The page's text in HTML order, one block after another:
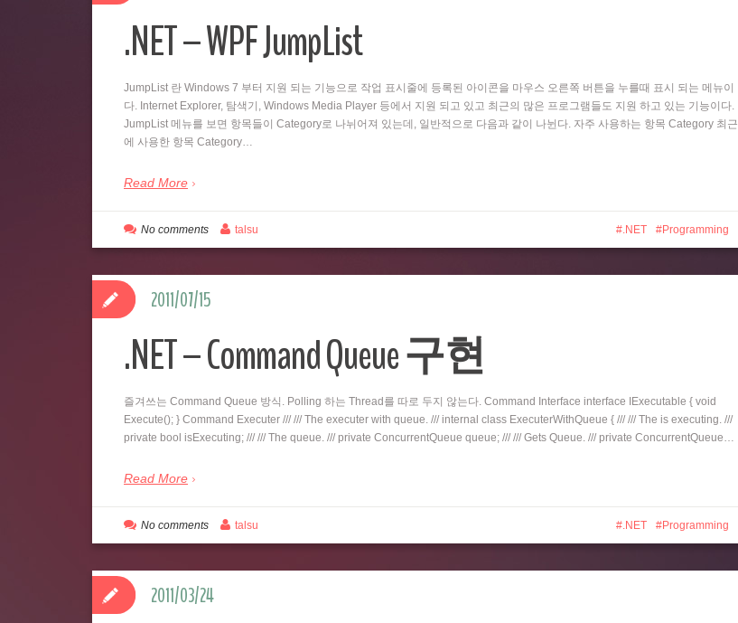
.NET – WPF JumpList
JumpList 란 Windows 7 부터 지원 되는 기능으로 작업 표시줄에 등록된 아이콘을 마우스 오른쪽 버튼을 누를때 표시 되는 메뉴이
다. Internet Explorer, 탐색기, Windows Media Player 등에서 지원 되고 있고 최근의 많은 프로그램들도 지원 하고 있는 기능이다.
JumpList 메뉴를 보면 항목들이 Category로 나뉘어져 있는데, 일반적으로 다음과 같이 나뉜다. 자주 사용하는 항목 Category 최근
에 사용한 항목 Category…
Read More
.NET Programming
No comments talsu
.NET – Command Queue 구현
즐겨쓰는 Command Queue 방식. Polling 하는 Thread를 따로 두지 않는다. Command Interface interface IExecutable { void
Execute(); } Command Executer /// /// The executer with queue. /// internal class ExecuterWithQueue { /// /// The is executing. ///
private bool isExecuting; /// /// The queue. /// private ConcurrentQueue queue; /// /// Gets Queue. /// private ConcurrentQueue…
Read More
2011/07/15
.NET Programming
No comments talsu
2011/03/24